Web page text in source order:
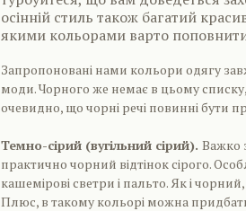
осінній стиль також багатий
якими кольорами варто
Запропоновані нами кольори одягу
моди. Чорного же немає в цьому
очевидно, що чорні речі повинні бути
Темно-сірий (вугільний сірий). Важко
практично чорний відтінок сірого.
кашемірові светри і пальто. Як і
Плюс, в такому кольорі можна